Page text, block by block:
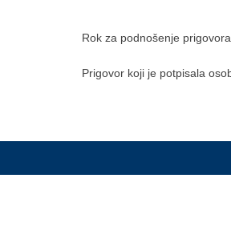
Rok za podnošenje
Prigovor koji je potpisala